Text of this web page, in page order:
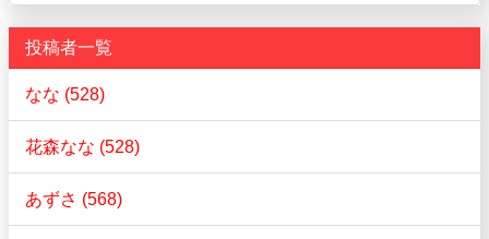
投稿者一覧
なな (528)
花森なな (528)
あずさ (568)